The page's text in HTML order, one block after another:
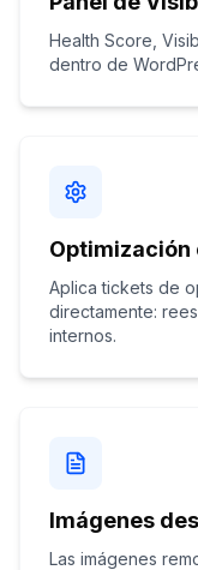
Health Score,
dentro de
Optimización
Aplica tickets de
directamente:
internos.
Imágenes
Las imágenes